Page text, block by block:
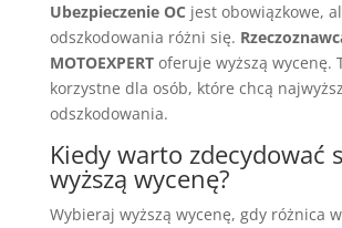
Ubezpieczenie OC jest obowiązkowe,
odszkodowania różni się.
MOTOEXPERToferuje wyższą wycenę.
korzystne dla osób, które chcą
odszkodowania.
Kiedy warto zdecydować
wyższą wycenę?
Wybieraj wyższą wycenę, gdy różnica